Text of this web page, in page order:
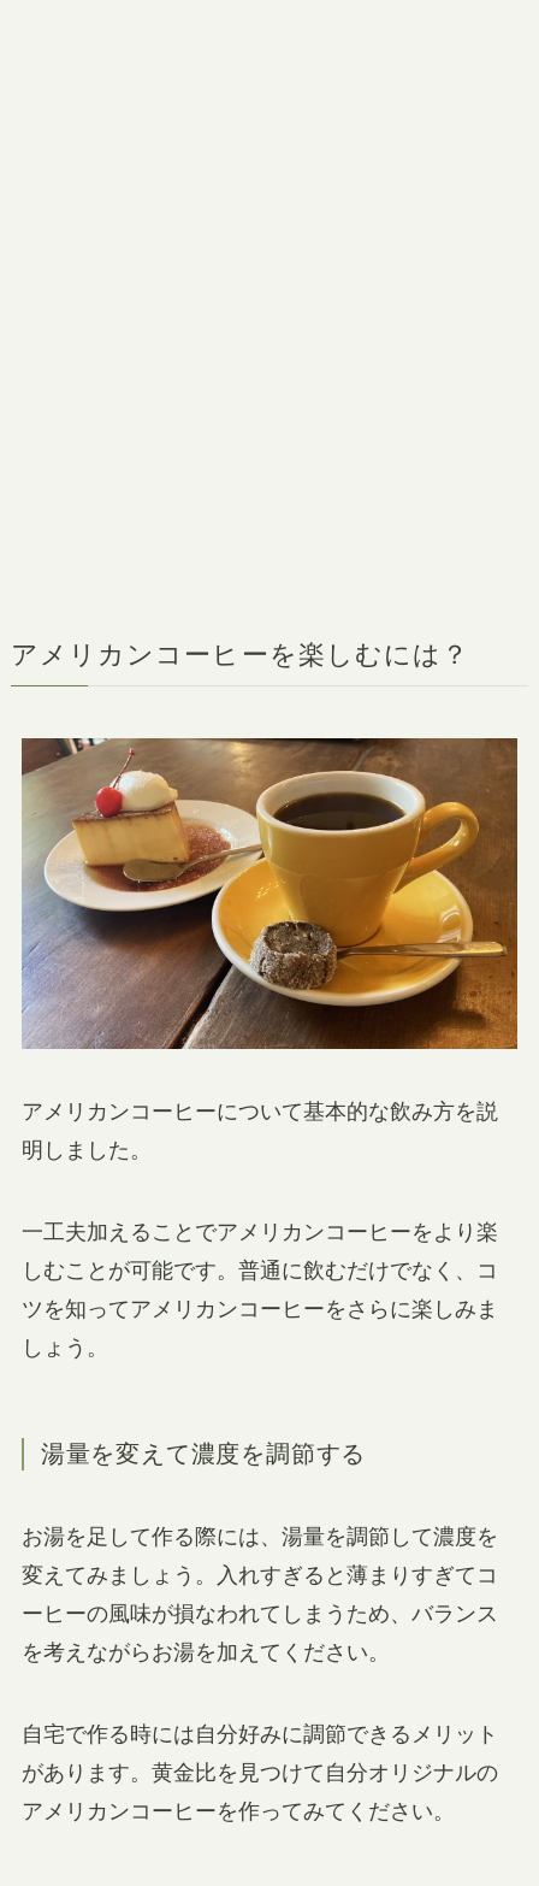
アメリカンコーヒーを楽しむには？
アメリカンコーヒーについて基本的な飲み方を説
明しました。
一工夫加えることでアメリカンコーヒーをより楽
しむことが可能です。普通に飲むだけでなく、コ
ツを知ってアメリカンコーヒーをさらに楽しみま
しょう。
湯量を変えて濃度を調節する
お湯を足して作る際には、湯量を調節して濃度を
変えてみましょう。入れすぎると薄まりすぎてコ
ーヒーの風味が損なわれてしまうため、バランス
を考えながらお湯を加えてください。
自宅で作る時には自分好みに調節できるメリット
があります。黄金比を見つけて自分オリジナルの
アメリカンコーヒーを作ってみてください。